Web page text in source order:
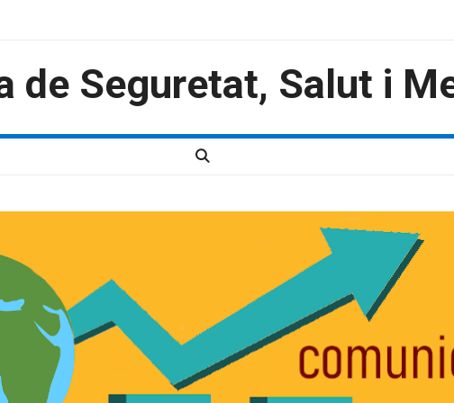
de Seguretat, Salut i